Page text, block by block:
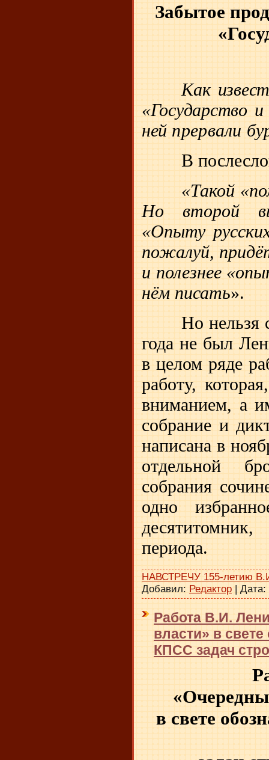
Забытое
Как
«Государство
ней прервали
В
«Такой
Но второй
«Опыту
пожалуй,
и полезнее
нём писать».
Но нельзя
года не был
в целом ряде
работу,
вниманием, а
собрание и
написана в
отдельной
собрания
одно
периода.
НАВСТРЕЧУ 155-летию
Добавил: Редактор | Дата:
Работа В.И.
власти» в
КПСС задач
в свете